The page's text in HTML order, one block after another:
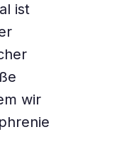
ist
wir